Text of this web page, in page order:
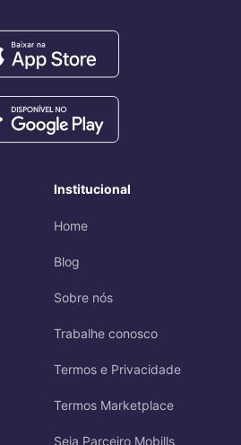
Institucional
Home
Blog
Sobre nós
Trabalhe conosco
Termos e Privacidade
Termos Marketplace
Seja Parceiro Mobills